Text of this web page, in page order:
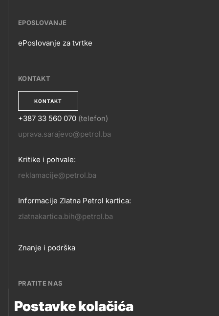
Postavke kolačića
EPOSLOVANJE
ePoslovanje za tvrtke
KONTAKT
KONTAKT
KONTAKT
+387 33 560 070 (telefon)
uprava.sarajevo@petrol.ba
Kritike i pohvale:
reklamacije@petrol.ba
Informacije Zlatna Petrol kartica:
zlatnakartica.bih@petrol.ba
Footer
Znanje i podrška
PRATITE NAS
Petrol BH Oil Company, d.o.o.